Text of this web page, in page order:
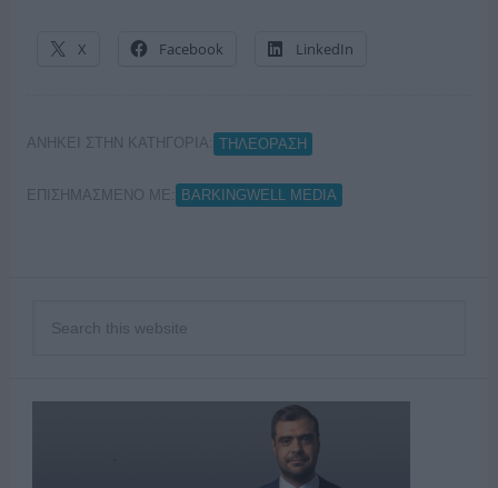
X Facebook LinkedIn
ΑΝΗΚΕΙ ΣΤΗΝ ΚΑΤΗΓΟΡΙΑ: ΤΗΛΕΟΡΑΣΗ
ΕΠΙΣΗΜΑΣΜΕΝΟ ΜΕ: BARKINGWELL MEDIA